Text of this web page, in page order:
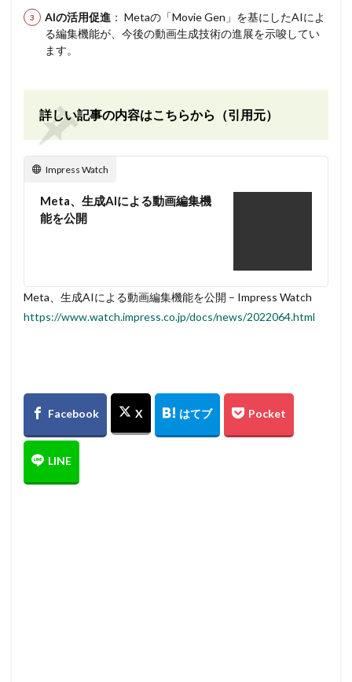
AIの活用促進 ： Metaの「Movie Gen」を基にしたAIによ
る編集機能が、今後の動画生成技術の進展を示唆してい
ます。
詳しい記事の内容はこちらから（引用元）
Impress Watch
Meta、生成AIによる動画編集機
能を公開
Meta、生成AIによる動画編集機能を公開 – Impress Watch
https://www.watch.impress.co.jp/docs/news/2022064.html